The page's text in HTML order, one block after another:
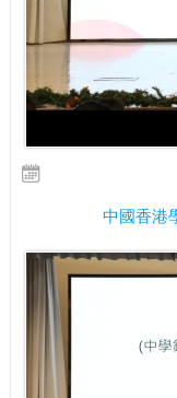
中國香港